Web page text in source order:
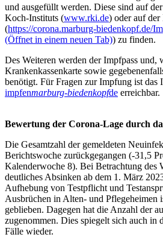
und ausgefüllt werden. Diese sind auf
Koch-Instituts (www.rki.de) oder auf
(https://corona.marburg-biedenkopf.de/
(Öffnet in einem neuen Tab)) zu finden.
Des Weiteren werden der Impfpass und,
Krankenkassenkarte sowie
benötigt. Für Fragen zur Impfung ist das
impfenmarburg-biedenkopfde erreichbar.
Bewertung der Corona-Lage durch
Die Gesamtzahl der gemeldeten
Berichtswoche zurückgegangen (‑31,5
Kalenderwoche 8). Bei Betrachtung des
deutliches Absinken ab dem 1. März
Aufhebung von Testpflicht und
Ausbrüchen in Alten- und Pflegeheimen
geblieben. Dagegen hat die Anzahl der
zugenommen. Dies spiegelt sich auch in
Fälle wieder.